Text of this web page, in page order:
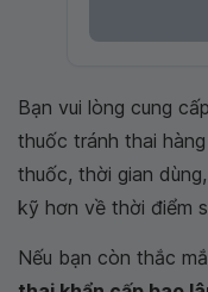
Bạn vui lòng cung
thuốc tránh thai
thuốc, thời gian
kỹ hơn về thời điểm
Nếu bạn còn thắc